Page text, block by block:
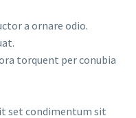
a ornare odio.
torquent per conubia
set condimentum sit